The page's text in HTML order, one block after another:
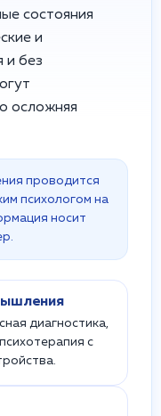
состояния
и
и без
осложняя
проводится
психологом на
носит
диагностика,
с